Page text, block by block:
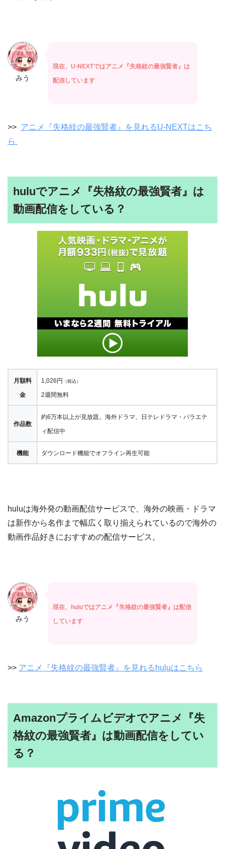
みう
現在、U-NEXTではアニメ『失格紋の最強賢者』は
配信しています
>> アニメ『失格紋の最強賢者』を見れるU-NEXTはこち
ら
huluでアニメ『失格紋の最強賢者』は
動画配信をしている？
月額料
金
1,026円 （税込）
2週間無料
作品数
約6万本以上が見放題。海外ドラマ、日テレドラマ・バラエテ
ィ配信中
機能 ダウンロード機能でオフライン再生可能
huluは海外発の動画配信サービスで、海外の映画・ドラマ
は新作から名作まで幅広く取り揃えられているので海外の
動画作品好きにおすすめの配信サービス。
みう
現在、huluではアニメ『失格紋の最強賢者』は配信
しています
>> アニメ『失格紋の最強賢者』を見れるhuluはこちら
Amazonプライムビデオでアニメ『失
格紋の最強賢者』は動画配信をしてい
る？